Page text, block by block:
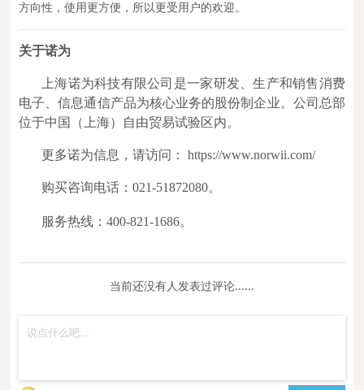
方向性，使用更方便，所以更受用户的欢迎。
关于诺为
上海诺为科技有限公司是一家研发、生产和销售消费
电子、信息通信产品为核心业务的股份制企业。公司总部
位于中国（上海）自由贸易试验区内。
更多诺为信息，请访问： https://www.norwii.com/
购买咨询电话：021-51872080。
服务热线：400-821-1686。
当前还没有人发表过评论......